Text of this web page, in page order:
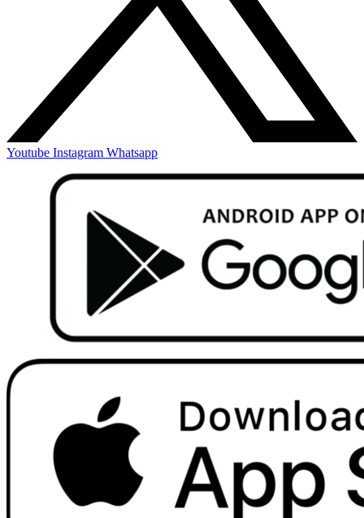
Youtube Instagram Whatsapp